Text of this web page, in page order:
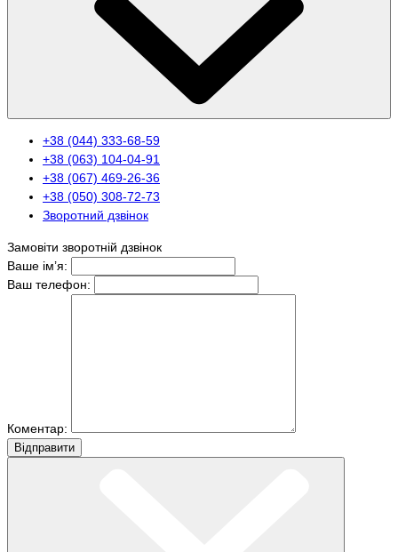
+38 (044) 333-68-59
+38 (063) 104-04-91
+38 (067) 469-26-36
+38 (050) 308-72-73
Зворотний дзвінок
Замовіти зворотній дзвінок
Ваше ім’я:
Ваш телефон:
Коментар:
Вiдправити